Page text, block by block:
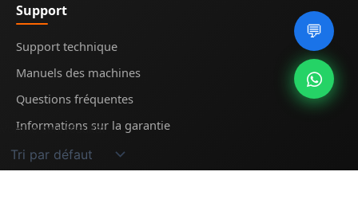
💬
Voici le seul résultat
Support
Support technique
Manuels des machines
Questions fréquentes
Informations sur la garantie